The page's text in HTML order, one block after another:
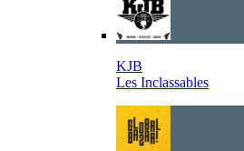
KJB
Les Inclassables